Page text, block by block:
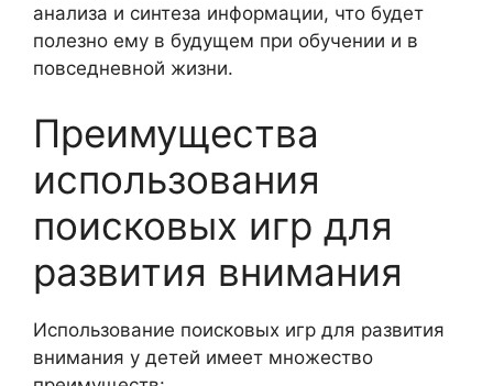
анализа и синтеза информации, что будет
полезно ему в будущем при обучении и в
повседневной жизни.
Преимущества
использования
поисковых игр для
развития внимания
Использование поисковых игр для развития
внимания у детей имеет множество